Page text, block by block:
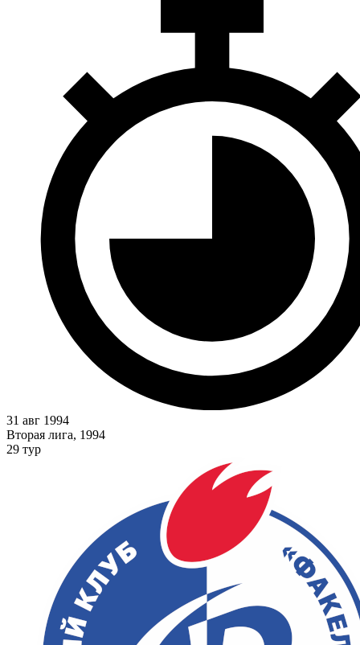
31 авг 1994
Вторая лига, 1994
29 тур